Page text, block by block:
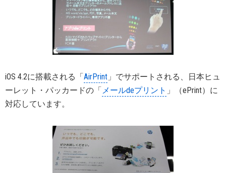
iOS 4.2に搭載される「AirPrint 」でサポートされる、日本ヒュ
ーレット・パッカードの「 メールdeプリント 」（ePrint）に
対応しています。